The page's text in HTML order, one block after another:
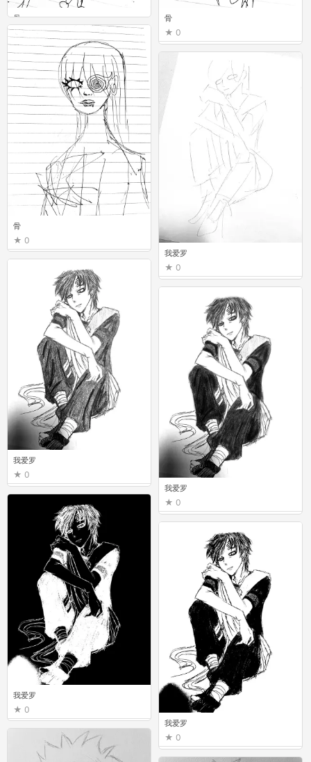
骨
0
我爱罗
0
骨
0
骨
0
我爱罗
0
我爱罗
0
我爱罗
0
我爱罗
0